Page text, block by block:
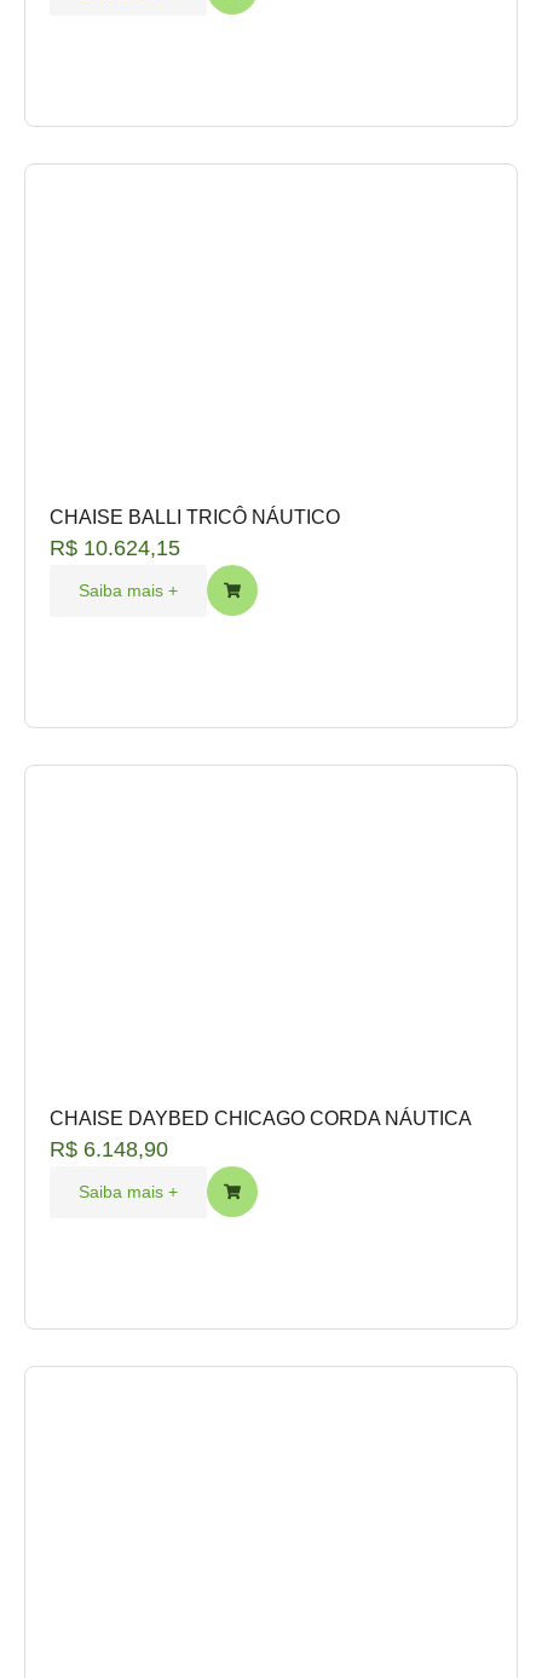
CHAISE BALLI TRICÔ NÁUTICO
R$ 10.624,15
Saiba mais +
CHAISE DAYBED CHICAGO CORDA NÁUTICA
R$ 6.148,90
Saiba mais +